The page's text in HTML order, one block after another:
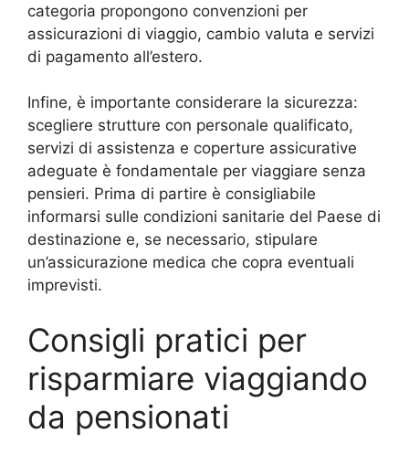
categoria propongono convenzioni per
assicurazioni di viaggio, cambio valuta e servizi
di pagamento all’estero.
Infine, è importante considerare la sicurezza:
scegliere strutture con personale qualificato,
servizi di assistenza e coperture assicurative
adeguate è fondamentale per viaggiare senza
pensieri. Prima di partire è consigliabile
informarsi sulle condizioni sanitarie del Paese di
destinazione e, se necessario, stipulare
un’assicurazione medica che copra eventuali
imprevisti.
Consigli pratici per
risparmiare viaggiando
da pensionati